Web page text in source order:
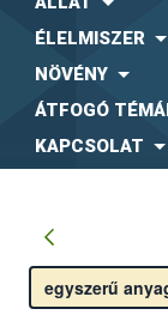
ÉLELMISZER
NÖVÉNY
ÁTFOGÓ
KAPCSOLAT